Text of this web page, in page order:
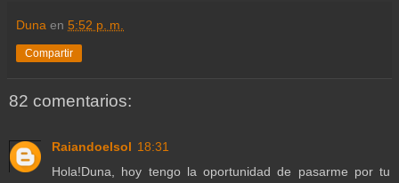
Duna en 5:52 p. m.
Compartir
82 comentarios:
Raiandoelsol 18:31
Hola!Duna, hoy tengo la oportunidad de pasarme por tu